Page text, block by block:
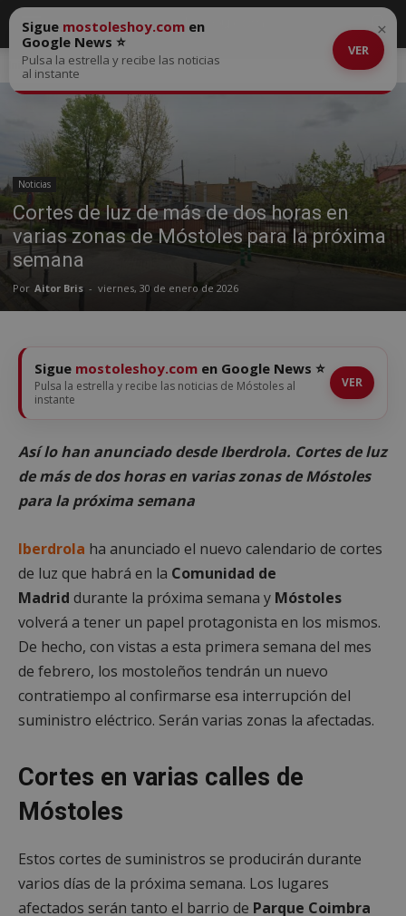
Inicio Noticias
Noticias
Cortes de luz de más de dos horas en
varias zonas de Móstoles para la próxima
semana
Por Aitor Bris - viernes, 30 de enero de 2026
Sigue mostoleshoy.com en
Google News ⭐
Pulsa la estrella y recibe las noticias
al instante
VER
×
Sigue mostoleshoy.com en Google News ⭐
Pulsa la estrella y recibe las noticias de Móstoles al
instante
VER
Así lo han anunciado desde Iberdrola. Cortes de luz
de más de dos horas en varias zonas de Móstoles
para la próxima semana
Iberdrola ha anunciado el nuevo calendario de cortes
de luz que habrá en la Comunidad de
Madrid durante la próxima semana y Móstoles
volverá a tener un papel protagonista en los mismos.
De hecho, con vistas a esta primera semana del mes
de febrero, los mostoleños tendrán un nuevo
contratiempo al confirmarse esa interrupción del
suministro eléctrico. Serán varias zonas la afectadas.
Cortes en varias calles de
Móstoles
Estos cortes de suministros se producirán durante
varios días de la próxima semana. Los lugares
afectados serán tanto el barrio de Parque Coimbra